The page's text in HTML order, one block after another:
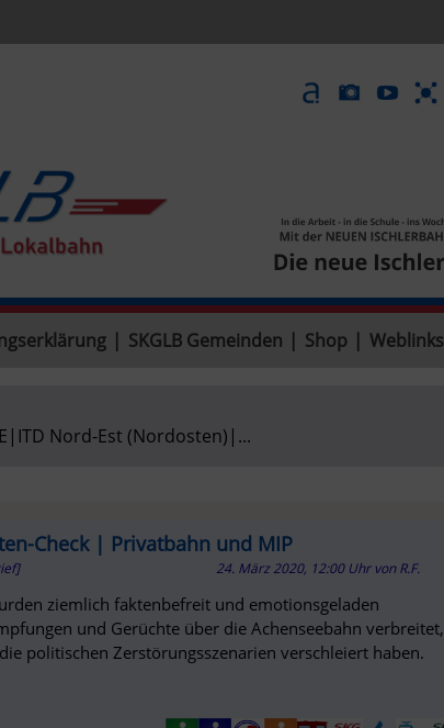
SKGLB Gemeinden Shop Weblinks
| ITD Nord-Est (Nordosten) | ...
Check | Privatbahn und MIP
24. März 2020, 12:00 Uhr vonR.F.
ziemlich faktenbefreit und emotionsgeladen
und Gerüchte über die Achenseebahn verbreitet,
politischen Zerstörungsszenarien verschleiert haben.